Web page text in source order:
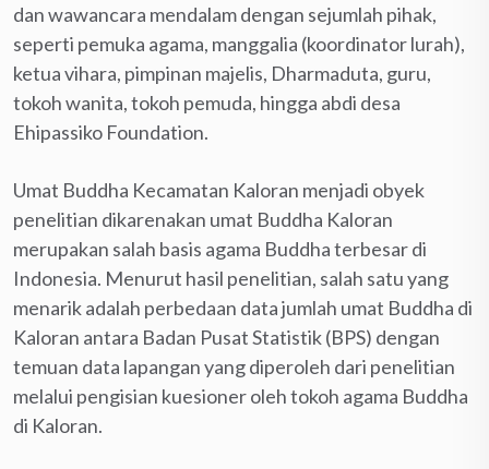
dan wawancara mendalam dengan sejumlah pihak,
seperti pemuka agama, manggalia (koordinator lurah),
ketua vihara, pimpinan majelis, Dharmaduta, guru,
tokoh wanita, tokoh pemuda, hingga abdi desa
Ehipassiko Foundation.
Umat Buddha Kecamatan Kaloran menjadi obyek
penelitian dikarenakan umat Buddha Kaloran
merupakan salah basis agama Buddha terbesar di
Indonesia. Menurut hasil penelitian, salah satu yang
menarik adalah perbedaan data jumlah umat Buddha di
Kaloran antara Badan Pusat Statistik (BPS) dengan
temuan data lapangan yang diperoleh dari penelitian
melalui pengisian kuesioner oleh tokoh agama Buddha
di Kaloran.